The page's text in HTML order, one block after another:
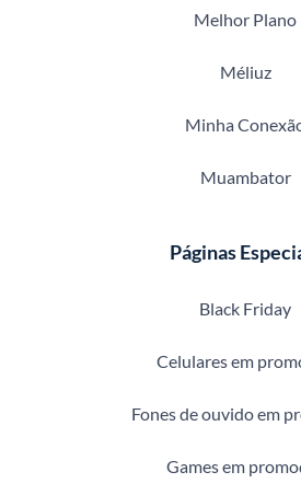
Melhor Plano
Méliuz
Minha
Muambator
Páginas
Black Friday
Celulares em
Fones de ouvido em
Games em